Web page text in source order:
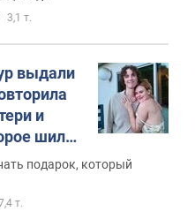
3,1 т.
выдали
и
шили
подарок, который
т.